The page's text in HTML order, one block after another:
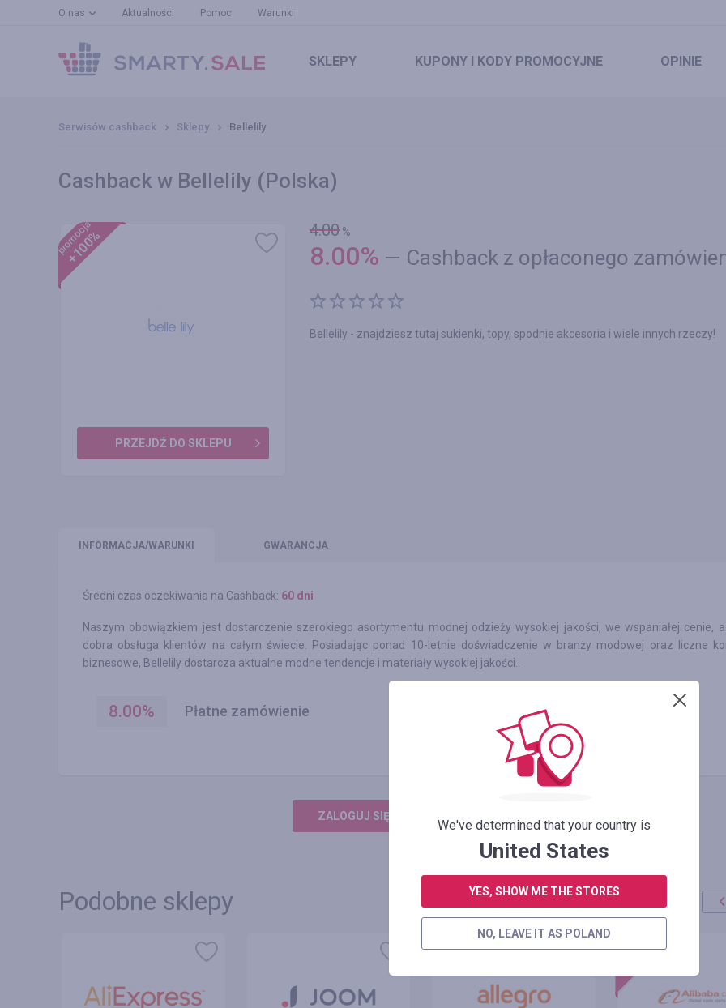
O nas Aktualności Pomoc Warunki
SKLEPY KUPONYI KODY PROMOCYJNE OPINIE
Serwisów cashback Sklepy Bellelily
Cashback w Bellelily (Polska)
promocja
+100%
PRZEJDŹ DO SKLEPU
4.00 %
8.00% — Cashback z opłaconego
Bellelily - znajdziesz tutaj sukienki, topy, spodnie akcesoria i wiele innych rzeczy!
INFO RMACJA/WARUNKI GWARANCJA
Średni czas oczekiwania na Cashback: 60 dni
Naszym obowiązkiem jest dostarczenie szerokiego asortymentu modnej odzieży wysokiej jakości, we wspaniałej cenie,
dobra obsługa klientów na całym świecie. Posiadając ponad 10-letnie doświadczenie w branży modowej oraz liczne
biznesowe, Bellelily dostarcza aktualne modne tendencje i materiały wysokiej jakości..
8.00% Płatne zamówienie
ZALOGUJ SIĘ, ŻEBY ZOSTAWIĆ OPINIĘ
Podobne sklepy
promocja
+100%
We've determined that your country is
United States
YES, SHOW ME THE STORES
NO, LEAVE IT AS POLAND